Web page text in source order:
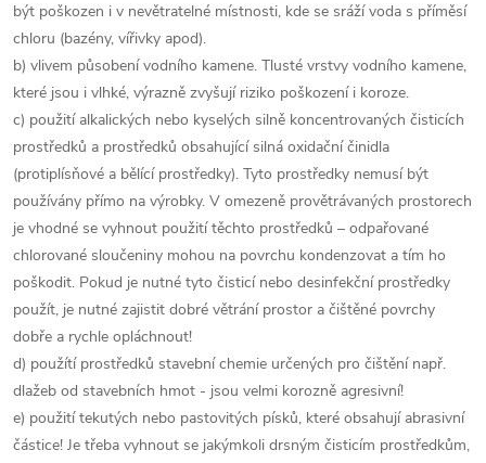
být poškozen i v nevětratelné místnosti, kde se sráží voda s příměsí
chloru (bazény, vířivky apod).
b) vlivem působení vodního kamene. Tlusté vrstvy vodního kamene,
které jsou i vlhké, výrazně zvyšují riziko poškození i koroze.
c) použití alkalických nebo kyselých silně koncentrovaných čisticích
prostředků a prostředků obsahující silná oxidační činidla
(protiplísňové a bělící prostředky). Tyto prostředky nemusí být
používány přímo na výrobky. V omezeně provětrávaných prostorech
je vhodné se vyhnout použití těchto prostředků – odpařované
chlorované sloučeniny mohou na povrchu kondenzovat a tím ho
poškodit. Pokud je nutné tyto čisticí nebo desinfekční prostředky
použít, je nutné zajistit dobré větrání prostor a čištěné povrchy
dobře a rychle opláchnout!
d) použítí prostředků stavební chemie určených pro čištění např.
dlažeb od stavebních hmot - jsou velmi korozně agresivní!
e) použití tekutých nebo pastovitých písků, které obsahují abrasivní
částice! Je třeba vyhnout se jakýmkoli drsným čisticím prostředkům,